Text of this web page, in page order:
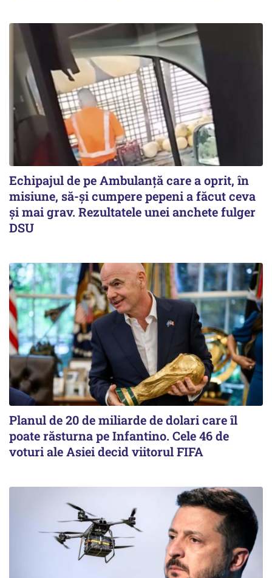
Echipajul de pe Ambulanță care a oprit, în
misiune, să-și cumpere pepeni a făcut ceva
și mai grav. Rezultatele unei anchete fulger
DSU
Planul de 20 de miliarde de dolari care îl
poate răsturna pe Infantino. Cele 46 de
voturi ale Asiei decid viitorul FIFA